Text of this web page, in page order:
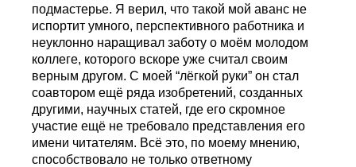
подмастерье. Я верил, что такой мой аванс не
испортит умного, перспективного работника и
неуклонно наращивал заботу о моём молодом
коллеге, которого вскоре уже считал своим
верным другом. С моей “лёгкой руки” он стал
соавтором ещё ряда изобретений, созданных
другими, научных статей, где его скромное
участие ещё не требовало представления его
имени читателям. Всё это, по моему мнению,
способствовало не только ответному